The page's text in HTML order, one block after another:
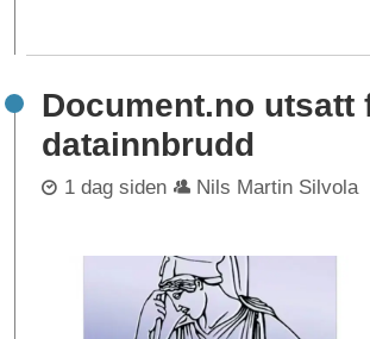
Document.no utsatt
datainnbrudd
1 dag siden Nils Martin Silvola